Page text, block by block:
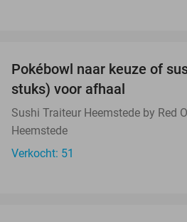
Pokébowl naar keuze of
stuks) voor afhaal
Sushi Traiteur Heemstede by Red
Heemstede
Verkocht: 51